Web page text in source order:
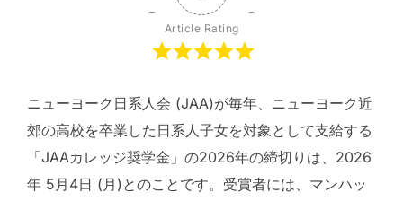
Article Rating
ニューヨーク日系人会 (JAA)が毎年、ニューヨーク近
郊の高校を卒業した日系人子女を対象として支給する
「JAAカレッジ奨学金」の2026年の締切りは、2026
年 5月4日 (月)とのことです。受賞者には、マンハッ